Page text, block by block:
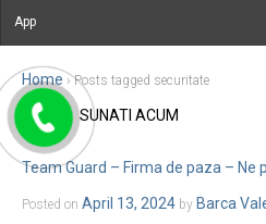
App
Home › Posts tagged securitate
Blog Archives
Team Guard – Firma de paza – Ne
Posted on April 13, 2024 by Barca
SUNATI ACUM